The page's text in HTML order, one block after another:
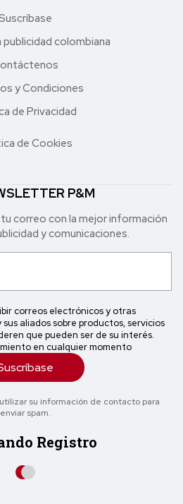
publicidad colombiana
y Condiciones
de Privacidad
de Cookies
P&M
correo con la mejor in formación
y comunicaciones.
correos electrónicos y otras
aliados sobre productos, servicios
que pueden ser de su interés.
en cualquier momento
su información de contacto para
enviar spam.
Registro